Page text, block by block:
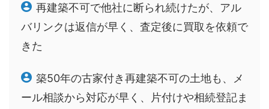
再建築不可で他社に断られ続けたが、アル
バリンクは返信が早く、査定後に買取を依頼で
きた
築50年の古家付き再建築不可の土地も、メ
ール相談から対応が早く、片付けや相続登記ま